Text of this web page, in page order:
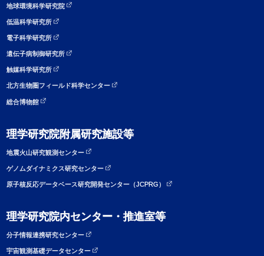
地球環境科学研究院
低温科学研究所
電子科学研究所
遺伝子病制御研究所
触媒科学研究所
北方生物圏フィールド科学センター
総合博物館
理学研究院附属研究施設等
地震火山研究観測センター
ゲノムダイナミクス研究センター
原子核反応データベース研究開発センター（JCPRG）
理学研究院内センター・推進室等
分子情報連携研究センター
宇宙観測基礎データセンター